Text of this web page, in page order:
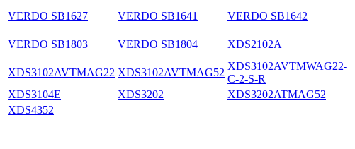
VERDO SB1627 VERDO SB1641 VERDO SB1642
VERDO SB1803 VERDO SB1804 XDS2102A
XDS3102AVTMAG22 XDS3102AVTMAG52
XDS3102AVTMWAG22-
C-2-S-R
XDS3104E XDS3202
XDS3202ATMAG52
XDS4352